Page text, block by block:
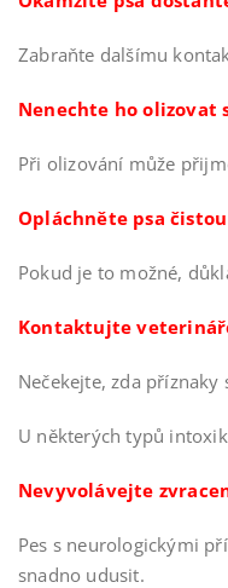
Zabraňte dalšímu
Nenechte ho olizovat
Při olizování může
Opláchněte psa
Pokud je to možné,
Kontaktujte
Nečekejte, zda příznaky
U některých typů
Nevyvolávejte
Pes s neurologickými
snadno udusit.